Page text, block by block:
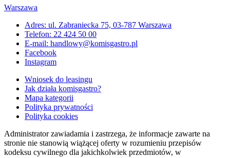
Warszawa
Adres: ul. Zabraniecka 75, 03-787 Warszawa
Telefon: 22 424 50 00
E-mail: handlowy@komisgastro.pl
Facebook
Instagram
Wniosek do leasingu
Jak działa komisgastro?
Mapa kategorii
Polityka prywatności
Polityka cookies
Administrator zawiadamia i zastrzega, że informacje zawarte na
stronie nie stanowią wiążącej oferty w rozumieniu przepisów
kodeksu cywilnego dla jakichkolwiek przedmiotów, w